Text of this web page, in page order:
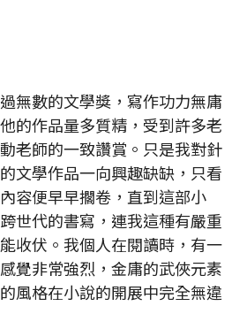
數的文學獎，寫作功力無庸
的作品量多質精，受到許多老
老師的一致讚賞。只是我對針
文學作品一向興趣缺缺，只看
容便早早擱卷，直到這部小
世代的書寫，連我這種有嚴重
收伏。我個人在閱讀時，有一
覺非常強烈，金庸的武俠元素
風格在小說的開展中完全無違